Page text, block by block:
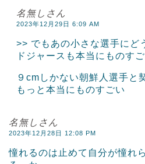
名無しさん
2023年12月29日 6:09 AM
>> でもあの小さな選手にど
ドジャースも本当にものす
９cmしかない朝鮮人選手と
もっと本当にものすごい
名無しさん
2023年12月28日 12:08 PM
憧れるのは止めて自分が憧れ